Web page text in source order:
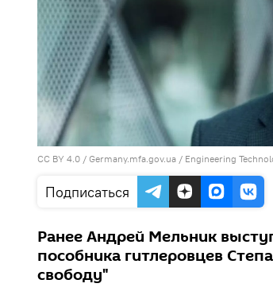
CC BY 4.0 / Germany.mfa.gov.ua / Engineering
Подписаться
Ранее Андрей Мельник
пособника гитлеровцев
свободу"